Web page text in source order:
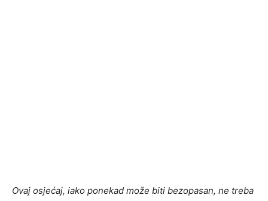
Ovaj osjećaj, iako ponekad može biti bezopasan, ne treba